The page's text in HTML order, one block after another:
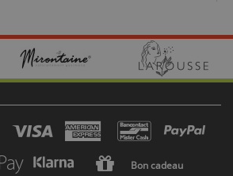
Bon cadeau